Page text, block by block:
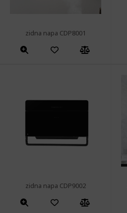
zidna napa CDP8001
zidna napa CDP9002